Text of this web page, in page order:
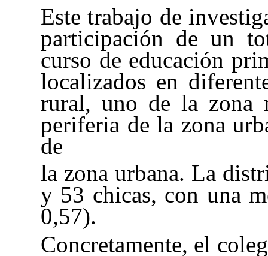
Este trabajo de
participación de un
curso de educación
localizados en
rural, uno de la zona
periferia de la zona
de
la zona urbana. La
y 53 chicas, con una
0,57).
Concretamente, el